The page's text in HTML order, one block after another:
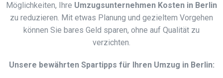
Möglichkeiten, Ihre Umzugsunternehmen Kosten in Berlin
zu reduzieren. Mit etwas Planung und gezieltem Vorgehen
können Sie bares Geld sparen, ohne auf Qualität zu
verzichten.
Unsere bewährten Spartipps für Ihren Umzug in Berlin: